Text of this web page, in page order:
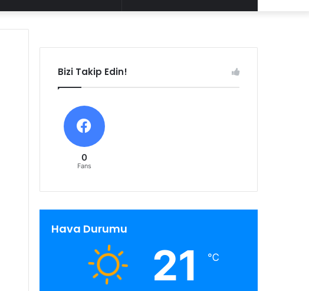
Bizi Takip Edin!
0
Fans
Hava Durumu
21 ℃